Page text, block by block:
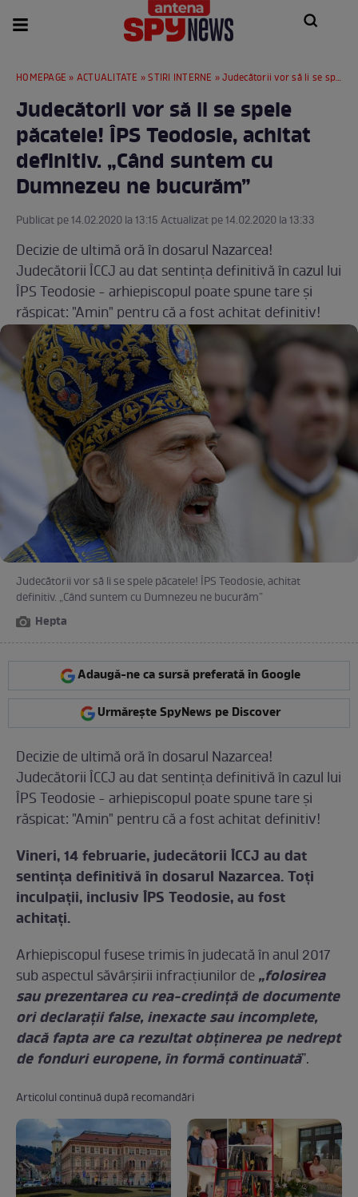
HOMEPAGE » ACTUALITATE »STIRI INTERNE » Judecătorii vor să li se spele păcatele! ÎPS Teodosie, achitat definitiv. „Când suntem cu Dumnezeu ne bucurăm”
Judecătorii vor să li se spele
păcatele! ÎPS Teodosie, achitat
definitiv. „Când suntem cu
Dumnezeu ne bucurăm”
Publicat pe 14.02.2020 la 13:15 Actualizat pe 14.02.2020 la 13:33
Decizie de ultimă oră în dosarul Nazarcea!
Judecătorii ÎCCJ au dat sentinţa definitivă în cazul lui
ÎPS Teodosie - arhiepiscopul poate spune tare şi
răspicat: "Amin" pentru că a fost achitat definitiv!
Judecătorii vor să li se spele păcatele! ÎPS Teodosie, achitat
definitiv. „Când suntem cu Dumnezeu ne bucurăm”
Hepta
Adaugă-ne ca sursă preferată în Google
Urmărește SpyNews pe Discover
Decizie de ultimă oră în dosarul Nazarcea!
Judecătorii ÎCCJ au dat sentinţa definitivă în cazul lui
ÎPS Teodosie - arhiepiscopul poate spune tare şi
răspicat: "Amin" pentru că a fost achitat definitiv!
Vineri, 14 februarie, judecătorii ÎCCJ au dat
sentinţa definitivă în dosarul Nazarcea. Toţi
inculpaţii, inclusiv ÎPS Teodosie, au fost
achitaţi.
Arhiepiscopul fusese trimis în judecată în anul 2017
sub aspectul săvârşirii infracţiunilor de„folosirea
sau prezentarea cu rea-credinţă de documente
ori declaraţii false, inexacte sau incomplete,
dacă fapta are ca rezultat obţinerea pe nedrept
de fonduri europene, în formă continuată”.
Articolul continuă după recomandări